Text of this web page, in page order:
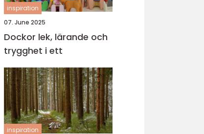
inspiration
07. June 2025
Dockor lek, lärande och
trygghet i ett
inspiration